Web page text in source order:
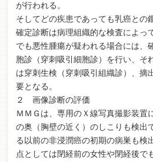
が行われる。
そしてどの疾患であっても乳癌との
確定診断は病理組織的な検査によっ
でも悪性腫瘍が疑われる場合には、
胞診（穿刺吸引細胞診）を行い、そ
は穿刺生検（穿刺吸引組織診）、摘
要となる。
２ 画像診断の評価
ＭＭＧは、専用のＸ線写真撮影装置
の奥（胸壁の近く）のしこりも検出
る以前の非浸潤癌の初期の病巣も検
点としては閉経前の女性や閉経後で